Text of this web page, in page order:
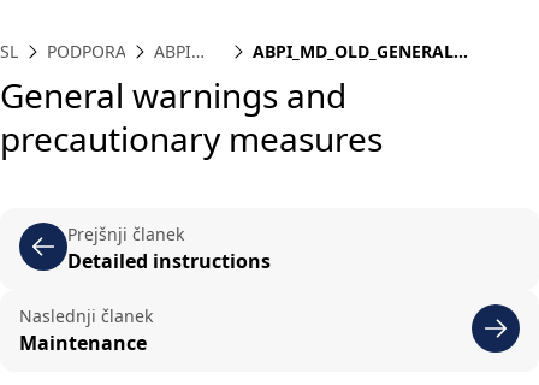
SL PODPORA
ABPI
ABPI_MD_OLD_GENERAL
General warnings and
precautionary measures
Prejšnji članek
Detailed instructions
Naslednji članek
Maintenance